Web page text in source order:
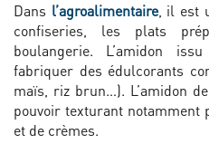
Dans l’agroalimentaire, il est
confiseries, les plats
boulangerie. L’amidon
fabriquer des édulcorants
maïs, riz brun…). L’amidon
pouvoir texturant notamment
et de crèmes.